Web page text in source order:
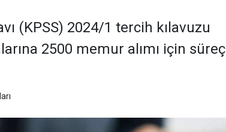
(KPSS) 2024/1 tercih kılavuzu
2500 memur alımı için süreç